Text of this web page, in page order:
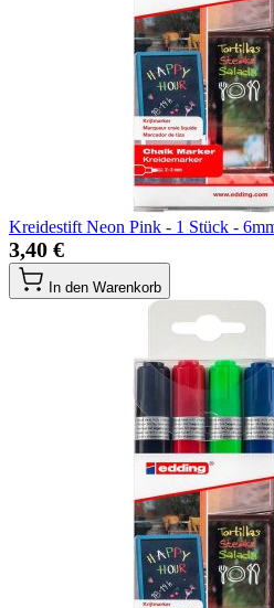
Kreidestift Neon Pink - 1 Stück -
3,40 €
In den Warenkorb